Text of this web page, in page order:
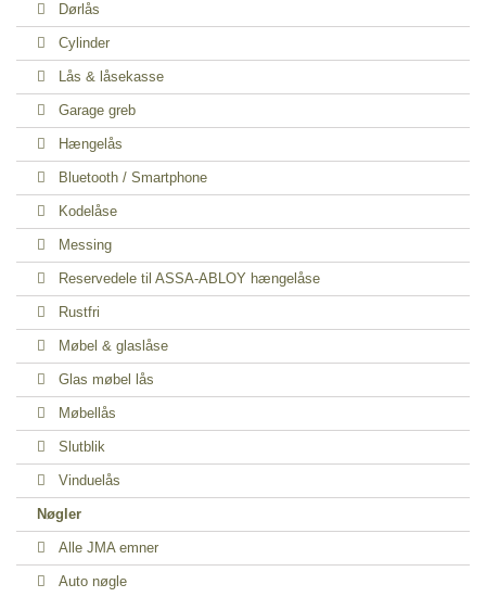
Dørlås
Cylinder
Lås & låsekasse
Garage greb
Hængelås
Bluetooth / Smartphone
Kodelåse
Messing
Reservedele til ASSA-ABLOY hængelåse
Rustfri
Møbel & glaslåse
Glas møbel lås
Møbellås
Slutblik
Vinduelås
Nøgler
Alle JMA emner
Auto nøgle